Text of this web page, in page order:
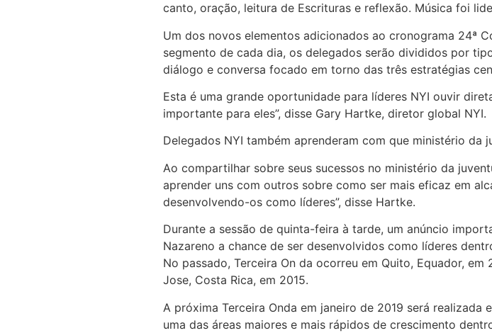
canto, oração, leitura de Escrituras e reflexão. Música foi
Um dos novos elementos adicionados ao cronograma 24ª
segmento de cada dia, os delegados serão divididos por
diálogo e conversa focado em torno das três estratégias
Esta é uma grande oportunidade para líderes NYI ouvir
importante para eles”, disse Gary Hartke, diretor global NYI.
Delegados NYI também aprenderam com que ministério
Ao compartilhar sobre seus sucessos no ministério da
aprender uns com outros sobre como ser mais eficaz em
desenvolvendo-os como líderes”, disse Hartke.
Durante a sessão de quinta-feira à tarde, um anúncio
Nazareno a chance de ser desenvolvidos como líderes
No passado, Terceira On da ocorreu em Quito, Equador,
Jose, Costa Rica, em 2015.
A próxima Terceira Onda em janeiro de 2019 será
uma das áreas maiores e mais rápidos de crescimento